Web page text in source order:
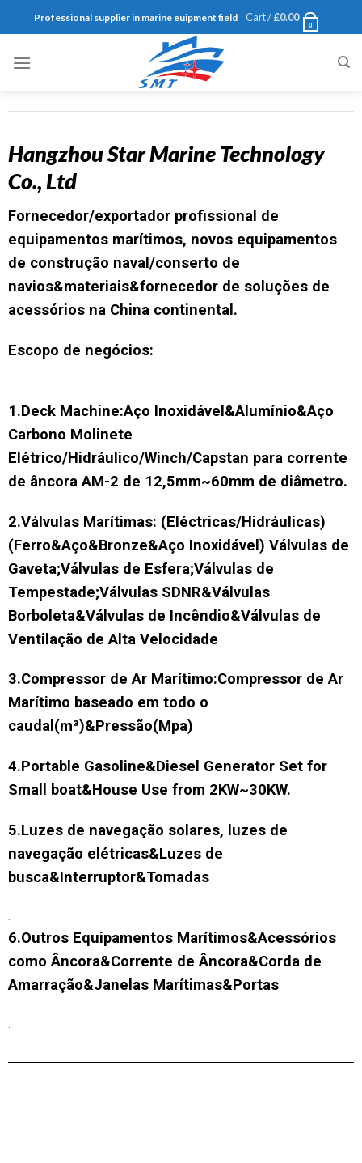
Professional supplier in marine euipment field Cart /£0.00
0
Hangzhou Star Marine Technology
Co., Ltd
Fornecedor/exportador profissional de
equipamentos marítimos, novos equipamentos
de construção naval/conserto de
navios&materiais&fornecedor de soluções de
acessórios na China continental.
Escopo de negócios:
1.Deck Machine:Aço Inoxidável&Alumínio&Aço
Carbono Molinete
Elétrico/Hidráulico/Winch/Capstan para corrente
de âncora AM-2 de 12,5mm~60mm de diâmetro.
2.Válvulas Marítimas: (Eléctricas/Hidráulicas)
(Ferro&Aço&Bronze&Aço Inoxidável) Válvulas de
Gaveta;Válvulas de Esfera;Válvulas de
Tempestade;Válvulas SDNR&Válvulas
Borboleta&Válvulas de Incêndio&Válvulas de
Ventilação de Alta Velocidade
3.Compressor de Ar Marítimo:Compressor de Ar
Marítimo baseado em todo o
caudal(m³)&Pressão(Mpa)
4.Portable Gasoline&Diesel Generator Set for
Small boat&House Use from 2KW~30KW.
5.Luzes de navegação solares, luzes de
navegação elétricas&Luzes de
busca&Interruptor&Tomadas
6.Outros Equipamentos Marítimos&Acessórios
como Âncora&Corrente de Âncora&Corda de
Amarração&Janelas Marítimas&Portas